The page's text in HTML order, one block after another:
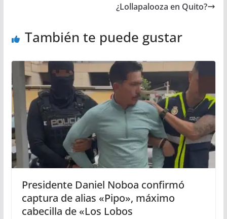
¿Lollapalooza en Quito?
También te puede gustar
Presidente Daniel Noboa confirmó
captura de alias «Pipo», máximo
cabecilla de «Los Lobos